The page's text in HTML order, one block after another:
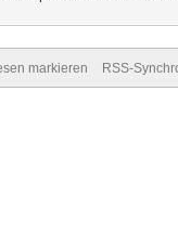
markieren RSS-